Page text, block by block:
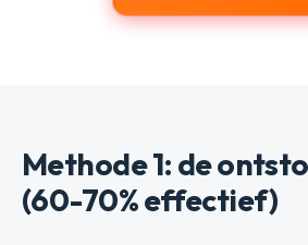
Methode 1: de
(60-70% effectief)